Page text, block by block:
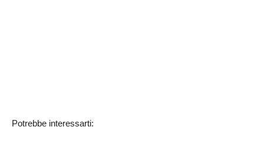
Potrebbe interessarti: